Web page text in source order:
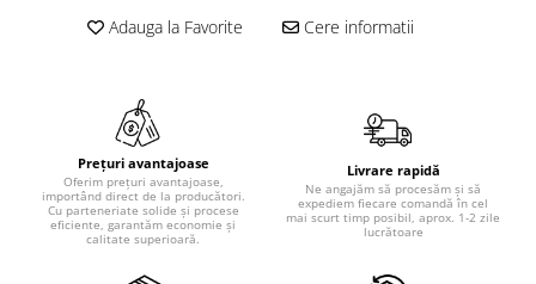
Adauga la Favorite Cere informatii
Prețuri avantajoase
Oferim prețuri avantajoase,
importând direct de la producători.
Cu parteneriate solide și procese
eficiente, garantăm economie și
calitate superioară.
Livrare rapidă
Ne angajăm să procesăm și să
expediem fiecare comandă în cel
mai scurt timp posibil, aprox. 1-2 zile
lucrătoare